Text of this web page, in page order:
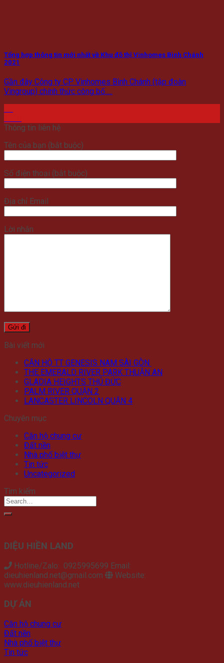
Tổng hợp thông tin mới nhất về Khu đô thị Vinhomes Bình Chánh
2021
Gần đây Công ty CP Vinhomes Bình Chánh (tập đoàn
Vingroup) chính thức công bố.....
Thông tin liên hệ
Tên của bạn (bắt buộc)
Số điện thoại (bắt buộc)
Địa chỉ Email
Lời nhắn
Bài viết mới
CĂN HỘ TT GENESIS NAM SÀI GÒN
THE EMERALD RIVER PARK THUẬN AN
GLADIA HEIGHTS THỦ ĐỨC
PALM RIVER QUẬN 2
LANCASTER LINCOLN QUẬN 4
Chuyên mục
Căn hộ chung cư
Đất nền
Nhà phố biệt thự
Tin tức
Uncategorized
Tìm kiếm
DIỆU HIỀN LAND
Hotline/Zalo: 0925995699 Email:
dieuhienland.net@gmail.com
Website:
www.dieuhienland.net
DỰ ÁN
Căn hộ chung cư
Đất nền
Nhà phố biệt thự
Tin tức